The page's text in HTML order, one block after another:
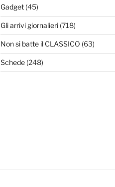
Gadget(45)
Gli arrivi giornalieri(718)
Non si batte il CLASSICO (63)
Schede(248)